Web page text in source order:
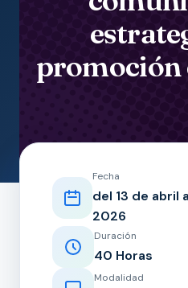
promoción
Fecha
del 13 de abril
2026
Duración
40 Horas
Modalidad